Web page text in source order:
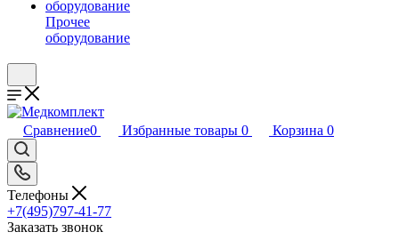
Прочее
оборудование
Сравнение0 Избранные товары 0 Корзина 0
Телефоны
+7(495)797-41-77
Заказать звонок